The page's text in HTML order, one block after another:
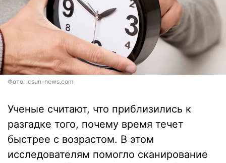
Фото: lcsun-news.com
Ученые считают, что приблизились к
разгадке того, почему время течет
быстрее с возрастом. В этом
исследователям помогло сканирование